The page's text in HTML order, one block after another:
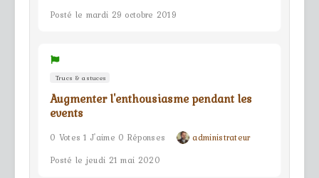
Posté le mardi 29 octobre 2019
Trucs & astuces
Augmenter l'enthousiasme pendant les
events
0 Votes 1 J'aime 0 Réponses
administrateur
Posté le jeudi 21 mai 2020